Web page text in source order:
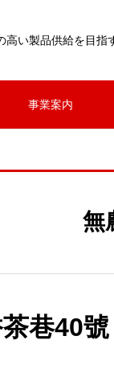
高い製品供給を目指
事業案内
無
巷40